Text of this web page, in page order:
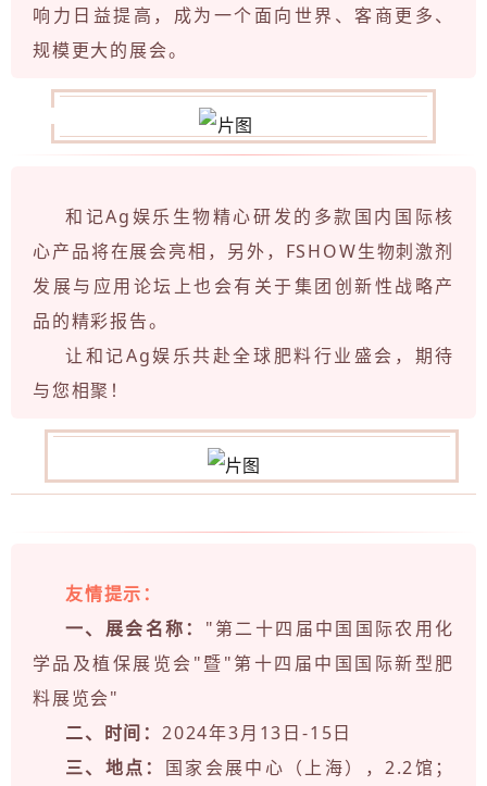
响力日益提高，成为一个面向世界、客商更多、
规模更大的展会。
和记Ag娱乐生物精心研发的多款国内国际核
心产品将在展会亮相，另外，FSHOW生物刺激剂
发展与应用论坛上也会有关于集团创新性战略产
品的精彩报告。
让和记Ag娱乐共赴全球肥料行业盛会，期待
与您相聚！
友情提示：
一、展会名称： "第二十四届中国国际农用化
学品及植保展览会"暨"第十四届中国国际新型肥
料展览会"
二、时间： 2024年3月13日-15日
三、地点： 国家会展中心（上海），2.2馆；